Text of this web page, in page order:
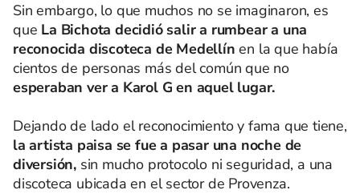
Sin embargo, lo que muchos no se imaginaron, es
que La Bichota decidió salir a rumbear a una
reconocida discoteca de Medellín en la que había
cientos de personas más del común que no
esperaban ver a Karol G en aquel lugar.
Dejando de lado el reconocimiento y fama que tiene,
la artista paisa se fue a pasar una noche de
diversión, sin mucho protocolo ni seguridad, a una
discoteca ubicada en el sector de Provenza.